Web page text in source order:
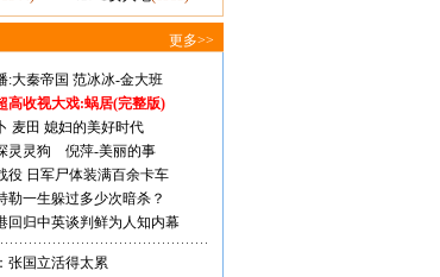
更多>>
:大秦帝国 范冰冰-金大班
高收视大戏:蜗居(完整版)
麦田 媳妇的美好时代
灵灵狗
倪萍-美丽的事
役 日军尸体装满百余卡车
勒一生躲过多少次暗杀？
回归中英谈判鲜为人知内幕
张国立活得太累